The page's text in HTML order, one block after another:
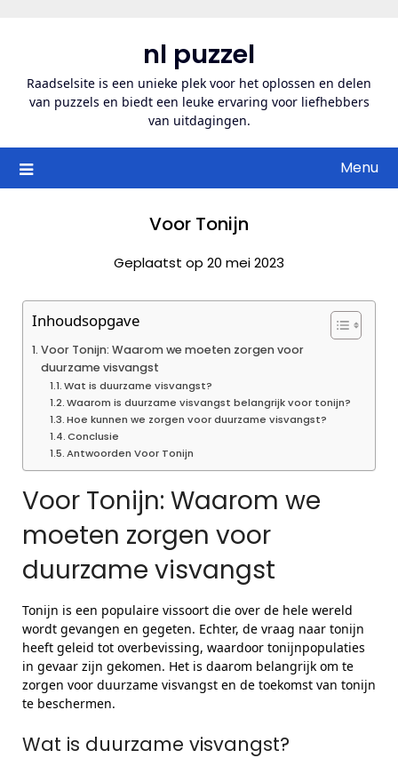
inhoud
nl puzzel
Raadselsite is een unieke plek voor het oplossen en delen
van puzzels en biedt een leuke ervaring voor liefhebbers
van uitdagingen.
Menu
Voor Tonijn
Geplaatst op 20 mei 2023
Inhoudsopgave
Voor Tonijn: Waarom we moeten zorgen voor
duurzame visvangst
Wat is duurzame visvangst?
Waarom is duurzame visvangst belangrijk voor tonijn?
Hoe kunnen we zorgen voor duurzame visvangst?
Conclusie
Antwoorden Voor Tonijn
Voor Tonijn: Waarom we
moeten zorgen voor
duurzame visvangst
Tonijn is een populaire vissoort die over de hele wereld
wordt gevangen en gegeten. Echter, de vraag naar tonijn
heeft geleid tot overbevissing, waardoor tonijnpopulaties
in gevaar zijn gekomen. Het is daarom belangrijk om te
zorgen voor duurzame visvangst en de toekomst van tonijn
te beschermen.
Wat is duurzame visvangst?